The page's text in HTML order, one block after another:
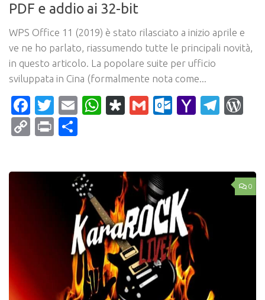
PDF e addio ai 32-bit
WPS Office 11 (2019) è stato rilasciato a inizio aprile e
ve ne ho parlato, riassumendo tutte le principali novità,
in questo articolo. La popolare suite per ufficio
sviluppata in Cina (formalmente nota come...
Facebook
Twitter
EmailWhatsApp
Diaspora
Gmail Yahoo
CopyPrint
0